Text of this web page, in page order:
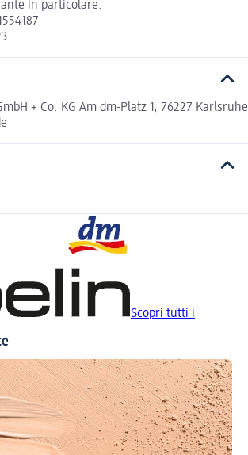
in particolare.
+ Co. KG Am dm-Platz 1, 76227 Karlsruhe
Scopri tutti i